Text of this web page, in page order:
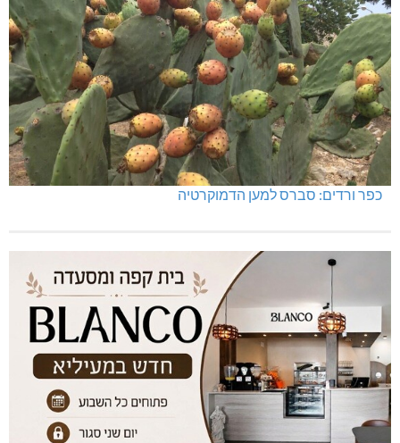
כפר ורדים: סברס למען הדמוקרטיה